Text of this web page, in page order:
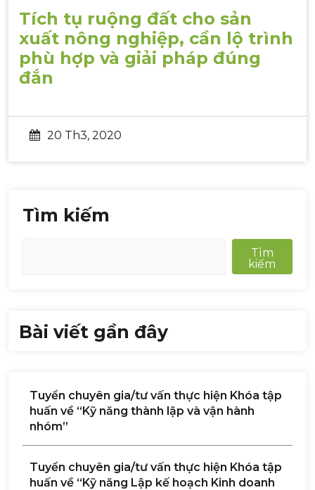
Tích tụ ruộng đất cho sản
xuất nông nghiệp, cần lộ trình
phù hợp và giải pháp đúng
đắn
20 Th3, 2020
Tìm kiếm
Tìm
kiếm
Bài viết gần đây
Tuyển chuyên gia/tư vấn thực hiện Khóa tập
huấn về “Kỹ năng thành lập và vận hành
nhóm”
Tuyển chuyên gia/tư vấn thực hiện Khóa tập
huấn về “Kỹ năng Lập kế hoạch Kinh doanh